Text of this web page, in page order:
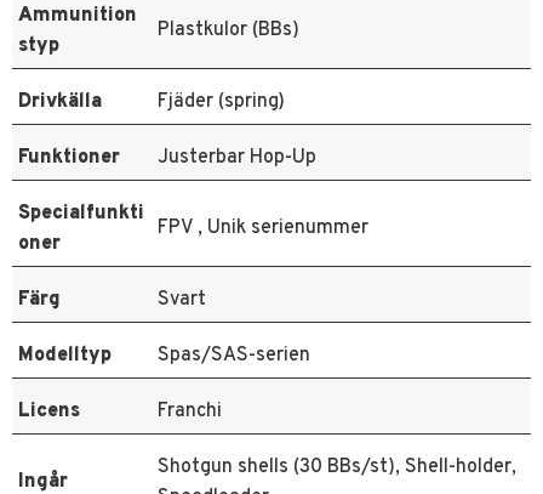
Ammunition
styp
Plastkulor (BBs)
Drivkälla Fjäder (spring)
Funktioner Justerbar Hop-Up
Specialfunkti
oner
FPV , Unik serienummer
Färg Svart
Modelltyp Spas/SAS-serien
Licens Franchi
Ingår
Shotgun shells (30 BBs/st), Shell-holder,